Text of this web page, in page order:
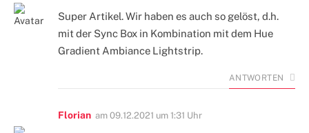
Super Artikel. Wir haben es auch so gelöst, d.h.
mit der Sync Box in Kombination mit dem Hue
Gradient Ambiance Lightstrip.
ANTWORTEN
Florian am 09.12.2021 um 1:31 Uhr